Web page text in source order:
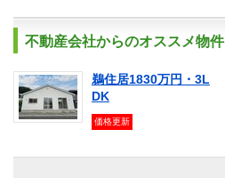
不動産会社からのオススメ物件
鵜住居1830万円・3L
DK
価格更新